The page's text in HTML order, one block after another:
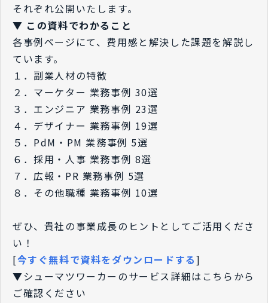
それぞれ公開いたします。
▼ この資料でわかること
各事例ページにて、費用感と解決した課題を解説し
ています。
１．副業人材の特徴
２．マーケター 業務事例 30選
３．エンジニア 業務事例 23選
４．デザイナー 業務事例 19選
５．PdM・PM 業務事例 5選
６．採用・人事 業務事例 8選
７．広報・PR 業務事例 5選
８．その他職種 業務事例 10選
ぜひ、貴社の事業成長のヒントとしてご活用くださ
い！
[今すぐ無料で資料をダウンロードする]
▼シューマツワーカーのサービス詳細はこちらから
ご確認ください